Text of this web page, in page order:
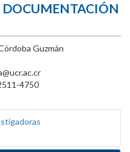
Guzmán
4750